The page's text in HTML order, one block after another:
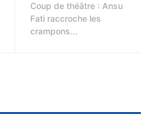
Coup de théâtre : Ansu
Fati raccroche les
crampons...